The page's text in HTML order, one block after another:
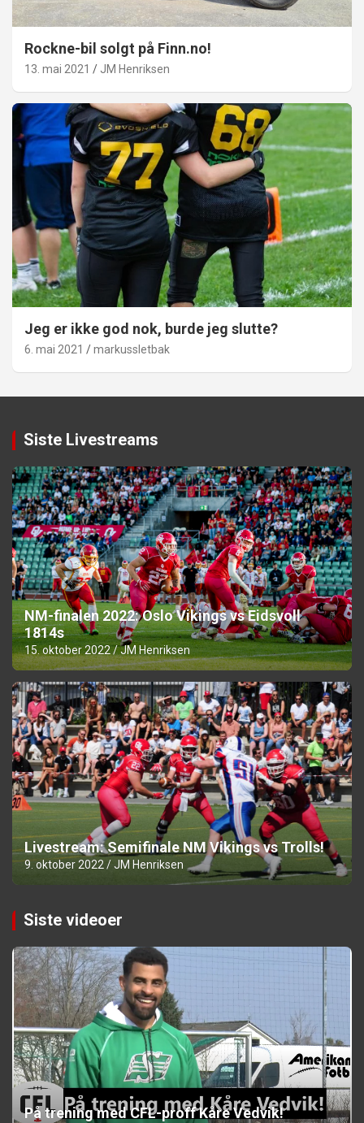
Rockne-bil solgt på Finn.no!
13. mai 2021 JM Henriksen
Jeg er ikke god nok, burde jeg slutte?
6. mai 2021 markussletbak
Siste Livestreams
NM-finalen 2022: Oslo Vikings vs Eidsvoll
1814s
15. oktober 2022 JM Henriksen
Livestream: Semifinale NM Vikings vs Trolls!
9. oktober 2022 JM Henriksen
Siste videoer
På trening med CFL-proff Kåre Vedvik!